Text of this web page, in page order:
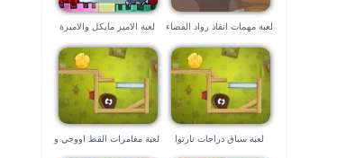
لعبة مهمات انقاذ رواد الفضاء
لعبة الامير مايكل والاميرة
لعبة سباق دراجات نارتوا
لعبة مغامرات القط اووجي و